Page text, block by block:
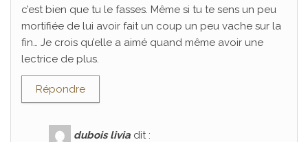
c’est bien que tu le fasses. Même si tu te sens un peu
mortifiée de lui avoir fait un coup un peu vache sur la
fin… Je crois qu’elle a aimé quand même avoir une
lectrice de plus.
Répondre
dubois livia dit :